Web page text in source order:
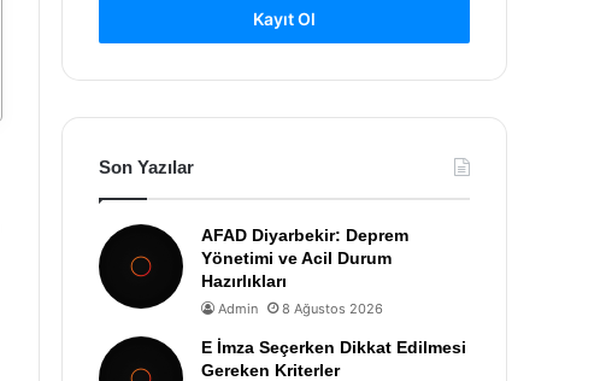
Kayıt Ol
Son Yazılar
AFAD Diyarbekir: Deprem
Yönetimi ve Acil Durum
Hazırlıkları
Admin 8 Ağustos 2026
E İmza Seçerken Dikkat Edilmesi
Gereken Kriterler